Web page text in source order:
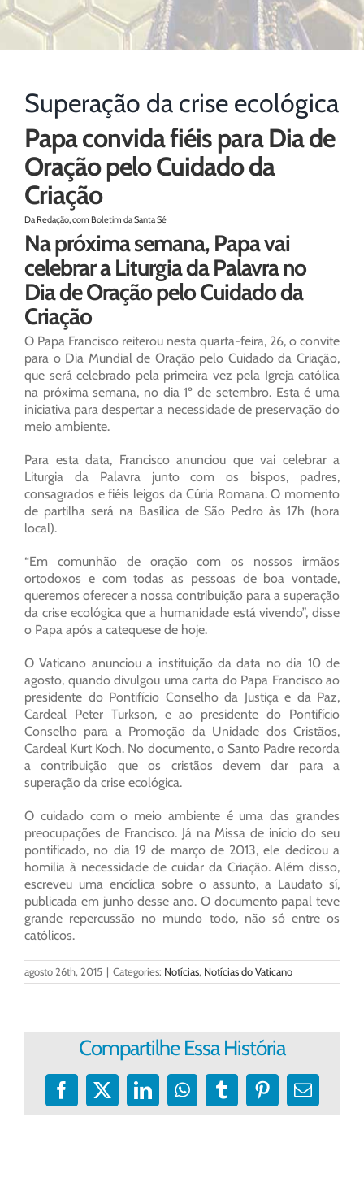
Superação da crise ecológica
Papa convida fiéis para Dia de
Oração pelo Cuidado da
Criação
Da Redação, com Boletim da Santa Sé
Na próxima semana, Papa vai
celebrar a Liturgia da Palavra no
Dia de Oração pelo Cuidado da
Criação
O Papa Francisco reiterou nesta quarta-feira, 26, o convite
para o Dia Mundial de Oração pelo Cuidado da Criação,
que será celebrado pela primeira vez pela Igreja católica
na próxima semana, no dia 1º de setembro. Esta é uma
iniciativa para despertar a necessidade de preservação do
meio ambiente.
Para esta data, Francisco anunciou que vai celebrar a
Liturgia da Palavra junto com os bispos, padres,
consagrados e fiéis leigos da Cúria Romana. O momento
de partilha será na Basílica de São Pedro às 17h (hora
local).
“Em comunhão de oração com os nossos irmãos
ortodoxos e com todas as pessoas de boa vontade,
queremos oferecer a nossa contribuição para a superação
da crise ecológica que a humanidade está vivendo”, disse
o Papa após a catequese de hoje.
O Vaticano anunciou a instituição da data no dia 10 de
agosto, quando divulgou uma carta do Papa Francisco ao
presidente do Pontifício Conselho da Justiça e da Paz,
Cardeal Peter Turkson, e ao presidente do Pontifício
Conselho para a Promoção da Unidade dos Cristãos,
Cardeal Kurt Koch. No documento, o Santo Padre recorda
a contribuição que os cristãos devem dar para a
superação da crise ecológica.
O cuidado com o meio ambiente é uma das grandes
preocupações de Francisco. Já na Missa de início do seu
pontificado, no dia 19 de março de 2013, ele dedicou a
homilia à necessidade de cuidar da Criação. Além disso,
escreveu uma encíclica sobre o assunto, a Laudato sí,
publicada em junho desse ano. O documento papal teve
grande repercussão no mundo todo, não só entre os
católicos.
agosto 26th, 2015 | Categories: Notícias, Notícias do Vaticano
Compartilhe Essa História
Facebook
X LinkedInWhatsApp
TumblrPinterest
E-